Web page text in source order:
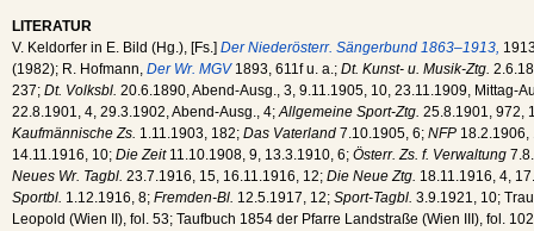
LITERATUR
V. Keldorfer in E. Bild (Hg.), [Fs.] Der Niederösterr. Sängerbund 1863–1913,
(1982); R. Hofmann, Der Wr. MGV1893, 611f u. a.; Dt. Kunst- u. Musik-Ztg.
237; Dt. Volksbl. 20.6.1890, Abend-Ausg., 3, 9.11.1905, 10, 23.11.1909, Mittag-
22.8.1901, 4, 29.3.1902, Abend-Ausg., 4;Allgemeine Sport-Ztg. 25.8.1901, 972,
Kaufmännische Zs. 1.11.1903, 182; Das Vaterland 7.10.1905, 6; NFP 18.2.1906,
14.11.1916, 10; Die Zeit11.10.1908, 9, 13.3.1910, 6; Österr. Zs. f. Verwaltung
Neues Wr. Tagbl. 23.7.1916, 15, 16.11.1916, 12; Die Neue Ztg. 18.11.1916, 4,
Sportbl. 1.12.1916, 8; Fremden-Bl. 12.5.1917, 12; Sport-Tagbl. 3.9.1921, 10;
Leopold (Wien II), fol. 53; Taufbuch 1854 der Pfarre Landstraße (Wien III), fol.